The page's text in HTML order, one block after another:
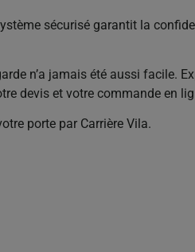
sécurisé garantit la
n’a jamais été aussi facile.
devis et votre commande en
porte par Carrière Vila.